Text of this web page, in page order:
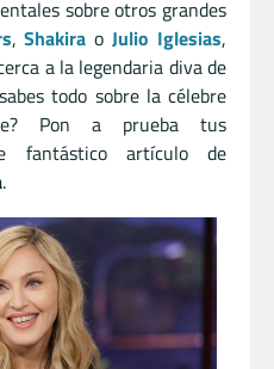
sobre otros grandes
,Shakira oJulio Iglesias,
a la legendaria diva de
todo sobre la célebre
Pon a prueba tus
fantástico artículo de
.